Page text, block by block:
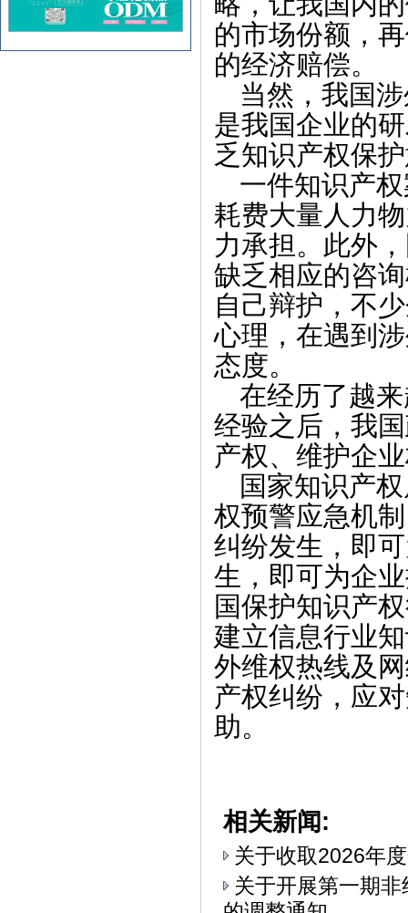
的市场份额，
的经济赔偿。
当然，我国
是我国企业的
乏知识产权保
一件知识产
耗费大量人力
力承担。此外
缺乏相应的咨
自己辩护，不
心理，在遇到
态度。
在经历了越
经验之后，我
产权、维护企
国家知识产
权预警应急机
纠纷发生，即
生，即可为企
国保护知识产
建立信息行业
外维权热线及
产权纠纷，应
助。
相关新闻:
关于收取2026年
关于开展第一期